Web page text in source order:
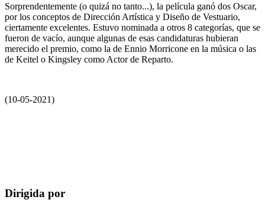
Sorprendentemente (o quizá no tanto...), la película ganó dos Oscar,
por los conceptos de Dirección Artística y Diseño de Vestuario,
ciertamente excelentes. Estuvo nominada a otros 8 categorías, que se
fueron de vacío, aunque algunas de esas candidaturas hubieran
merecido el premio, como la de Ennio Morricone en la música o las
de Keitel o Kingsley como Actor de Reparto.
(10-05-2021)
Dirigida por